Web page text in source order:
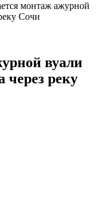
монтаж ажурной
Сочи
вуали
через реку